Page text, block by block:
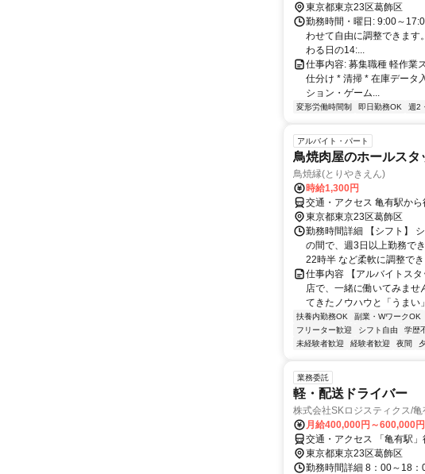
東京都東京23区葛飾区
勤務時間・曜日: 9:00～
わせて自由に調整できます
わる日の14:...
仕事内容: 募集職種 軽作業
仕分け * 清掃 * 在庫データ
ション・ゲーム...
変形労働時間制 即日勤務OK 週2
アルバイト・パート
鳥焼肉屋のホールスタ
鳥焼縁(とりやきえん)
時給1,300円
交通・アクセス 亀有駅か
東京都東京23区葛飾区
勤務時間詳細 【シフト】
の間で、週3日以上勤務で
22時半 など柔軟に調整で
仕事内容 【アルバイトス
店で、一緒に働いてみませ
てきたノウハウと「うまい
扶養内勤務OK 副業・WワークOK
フリーター歓迎
シフト自由 学歴
未経験者歓迎
経験者歓迎 夜間
業務委託
軽・配送ドライバー
株式会社SKロジスティクス/亀
月給400,000円～600,000円
交通・アクセス 「亀有駅
東京都東京23区葛飾区
勤務時間詳細 8：00～18